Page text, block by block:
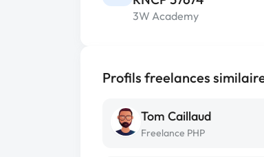
3W Academy
Profils freelances
Tom Caillaud
Freelance PHP